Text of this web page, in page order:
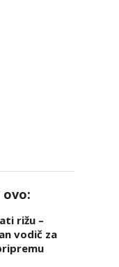
ovo:
rižu –
vodič za